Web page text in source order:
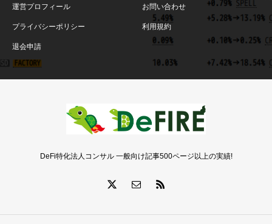
運営プロフィール お問い合わせ
プライバシーポリシー 利用規約
退会申請
DeFi特化法人コンサル 一般向け記事500ページ以上の実績!